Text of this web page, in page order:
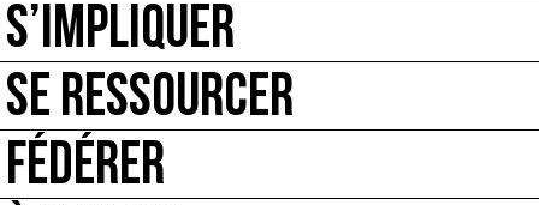
S’IMPLIQUER
SE RESSOURCER
FÉDÉRER